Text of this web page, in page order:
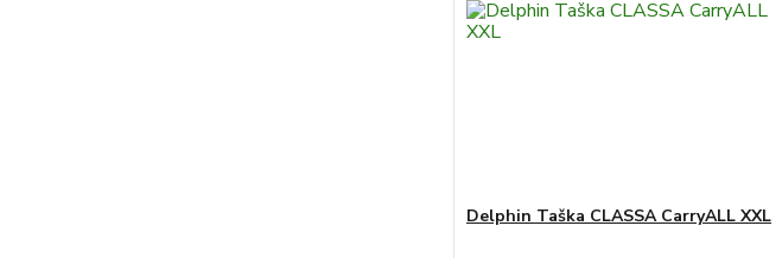
Delphin Taška CLASSA CarryALL XXL